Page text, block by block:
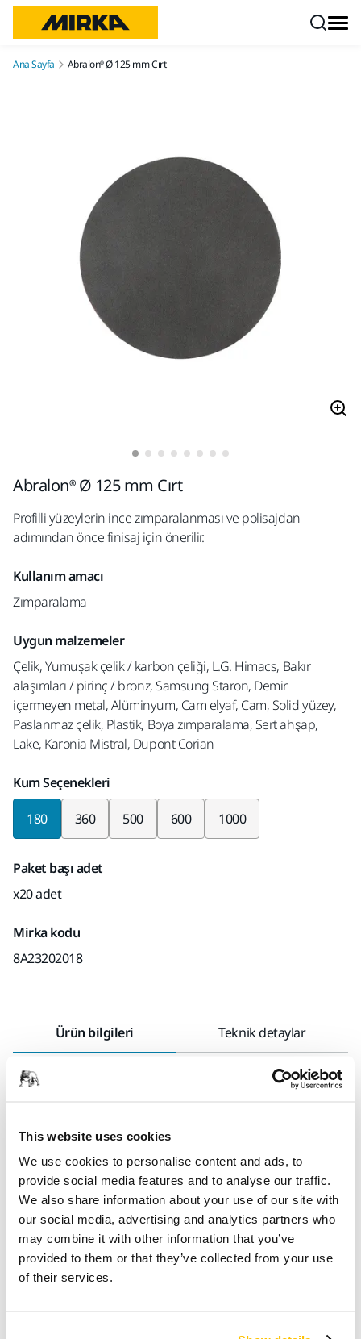
This website uses cookies
We use cookies to personalise content and ads, to
provide social media features and to analyse our traffic.
We also share information about your use of our site with
our social media, advertising and analytics partners who
may combine it with other information that you’ve
provided to them or that they’ve collected from your use
of their services.
Ana Sayfa Abralon® Ø 125 mm Cırt
Abralon® Ø 125 mm Cırt
Profilli yüzeylerin ince zımparalanması ve polisajdan
adımından önce finisaj için önerilir.
Kullanım amacı
Zımparalama
Uygun malzemeler
Çelik, Yumuşak çelik / karbon çeliği, L.G. Himacs, Bakır
alaşımları / pirinç / bronz, Samsung Staron, Demir
içermeyen metal, Alüminyum, Cam elyaf, Cam, Solid yüzey,
Paslanmaz çelik, Plastik, Boya zımparalama, Sert ahşap,
Lake, Karonia Mistral, Dupont Corian
Kum Seçenekleri
180 360 500 600 1000
Paket başı adet
x20 adet
Mirka kodu
8A23202018
Ürün bilgileri Teknik detaylar
üstesinden gelmek için geliştirilmiş benzersiz, çok işlevli bir
zımparadır. Patentli, esnek yapı, açılı yüzeylerde ve
kenarlarda pürüzsüz bir zımparalama deseni oluştururken
basınç izi riskini en aza indirir. Esnek dokuması, sulu
zımparaya yapmaya olanak sağlar ve havanın serbestçe
geçmesi, daha temiz bir zımparalama işlemi ve uzun ömürlü
bir zımpara ile sonuçlanır. Profilli yüzeylerin ince
zımparalanması ve polisajdan önce finisaj için önerilir. Islak